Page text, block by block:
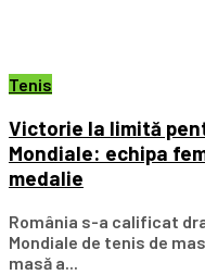
Tenis
Victorie la limită
Mondiale: echipa
medalie
România s-a calificat
Mondiale de tenis de
masă a...